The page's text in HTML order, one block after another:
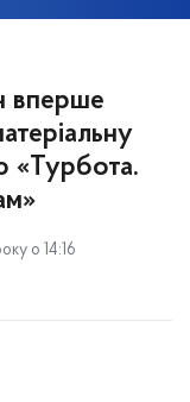
вперше
«Турбота.
о 14:16